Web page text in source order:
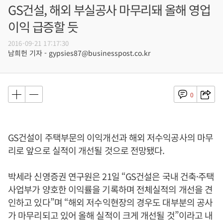
GS건설, 해외 부실공사 마무리돼 올해 영업
이익 급증할 듯
2016-09-21 17:17:30
남희헌 기자 - gypsies87@businesspost.co.kr
0
GS건설이 주택부문의 이익개선과 해외 저수익공사의 마무
리로 앞으로 실적이 개선될 것으로 전망됐다.
박세라 신영증권 연구원은 21일 “GS건설은 국내 건축·주택
사업부가 양호한 이익률을 기록하며 전체실적의 개선을 견
인하고 있다”며 “해외 저수익현장의 경우도 대부분의 공사
가 마무리되고 있어 올해 실적이 크게 개선될 것”이라고 내